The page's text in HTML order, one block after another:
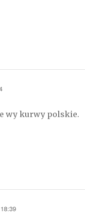
wy kurwy polskie.